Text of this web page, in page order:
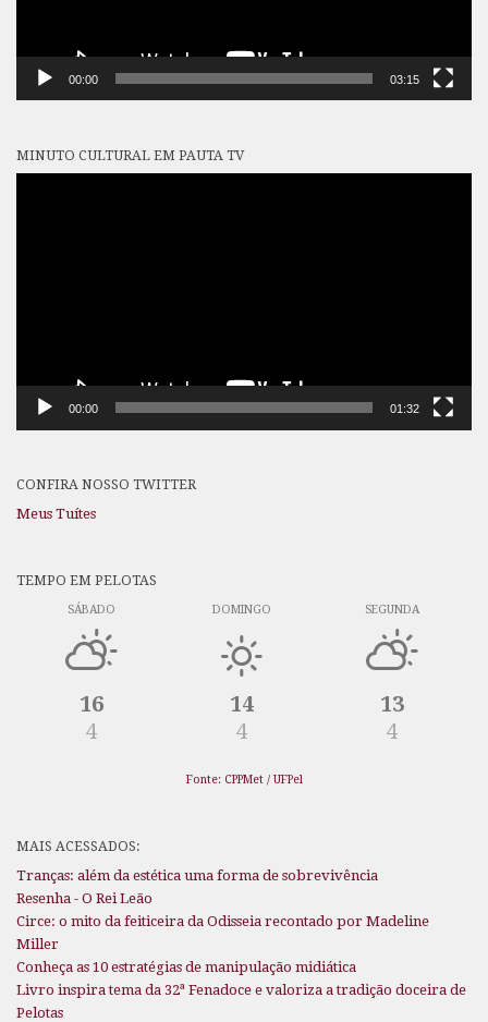
00:00 03:15
MINUTO CULTURAL EM PAUTA TV
00:00 01:32
CONFIRA NOSSO TWITTER
Meus Tuítes
TEMPO EM PELOTAS
SÁBADO
16
4
DOMINGO
14
4
SEGUNDA
13
4
Fonte: CPPMet / UFPel
MAIS ACESSADOS:
Tranças: além da estética uma forma de sobrevivência
Resenha - O Rei Leão
Circe: o mito da feiticeira da Odisseia recontado por Madeline
Miller
Conheça as 10 estratégias de manipulação midiática
Livro inspira tema da 32ª Fenadoce e valoriza a tradição doceira de
Pelotas